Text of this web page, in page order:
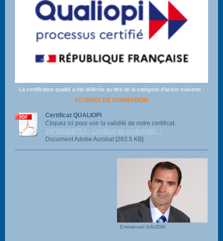
La certification qualité a été délivrée au titre de la catégorie d'action suivante :
ACTIONS DE FORMATION.
Certificat QUALIOPI
Cliquez ici pour voir la validité de notre certificat.
24FOR00679.1 - Certificat de conformité[...]
Document Adobe Acrobat [283.5 KB]
. Emmanuel GAUDIN